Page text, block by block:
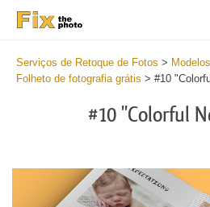
Serviços de Retoque de Fotos >
Folheto de fotografia grátis > #10
#10 "Colorful